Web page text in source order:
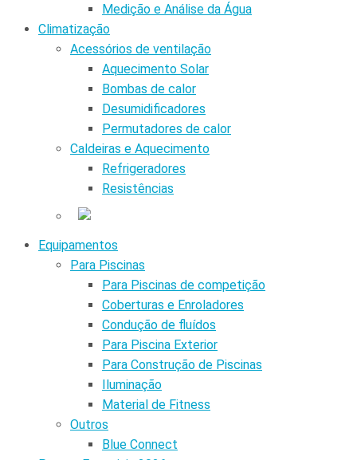
Medição e Análise da Água
Climatização
Acessórios de ventilação
Aquecimento Solar
Bombas de calor
Desumidificadores
Permutadores de calor
Caldeiras e Aquecimento
Refrigeradores
Resistências
Equipamentos
Para Piscinas
Para Piscinas de competição
Coberturas e Enroladores
Condução de fluídos
Para Piscina Exterior
Para Construção de Piscinas
Iluminação
Material de Fitness
Outros
Blue Connect